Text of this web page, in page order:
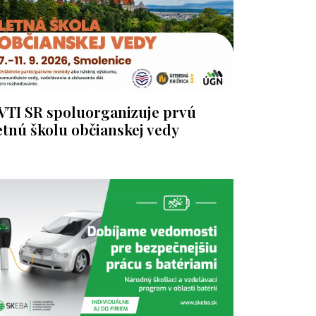
SR spoluorganizuje prvú
školu občianskej vedy